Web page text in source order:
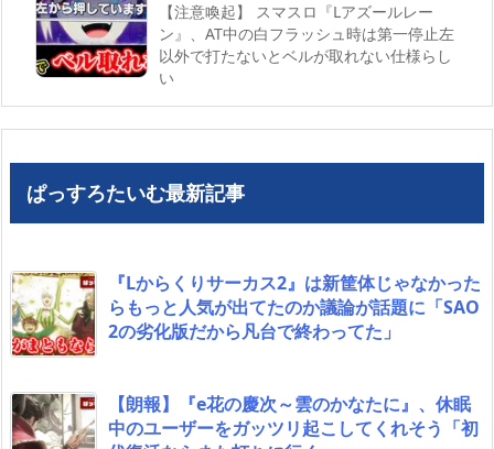
【注意喚起】 スマスロ『Lアズールレー
ン』、AT中の白フラッシュ時は第一停止左
以外で打たないとベルが取れない仕様らし
い
ぱっすろたいむ最新記事
『Lからくりサーカス2』は新筐体じゃなかった
らもっと人気が出てたのか議論が話題に「SAO
2の劣化版だから凡台で終わってた」
【朗報】『e花の慶次～雲のかなたに』、休眠
中のユーザーをガッツリ起こしてくれそう「初